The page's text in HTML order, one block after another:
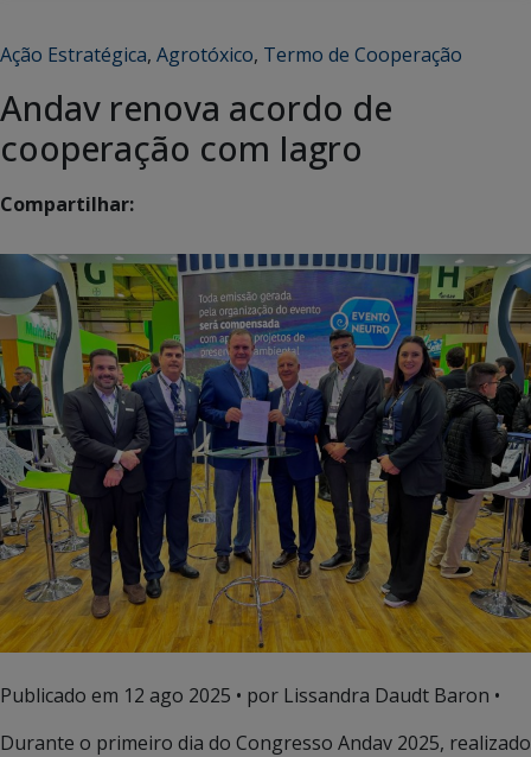
Ação Estratégica, Agrotóxico, Termo de Cooperação
Andav renova acordo de
cooperação com Iagro
Compartilhar:
Publicado em 12 ago 2025 • por Lissandra Daudt Baron •
Durante o primeiro dia do Congresso Andav 2025, realizado